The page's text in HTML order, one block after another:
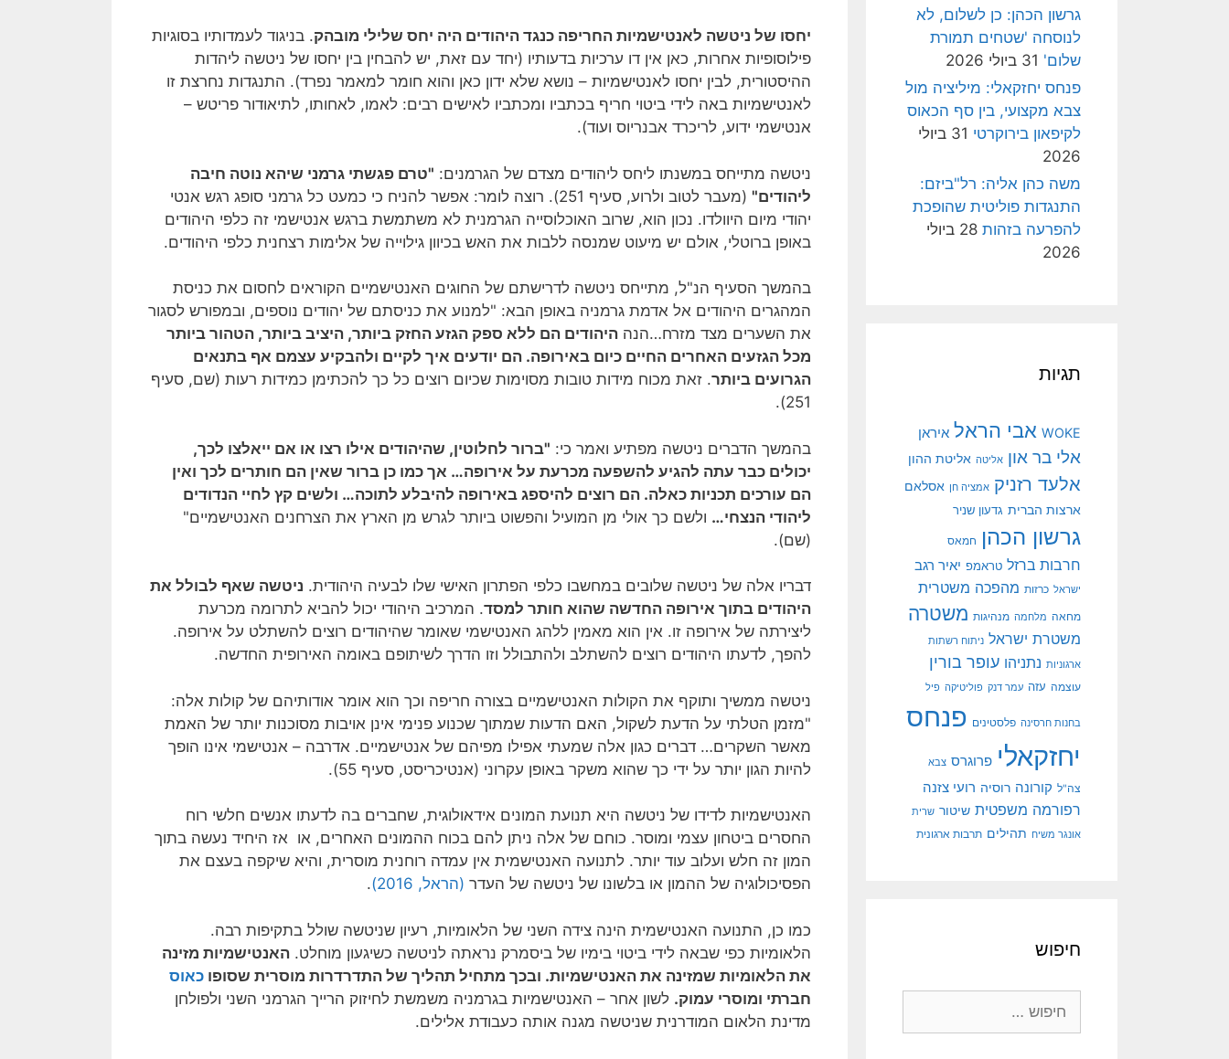
יחסו של ניטשה לאנטישמיות החריפה כנגד היהודים היה יחס שלילי מובהק. בניגוד לעמדותיו בסוגיות
פילוסופיות אחרות, כאן אין דו ערכיות בדעותיו (יחד עם זאת, יש להבחין בין יחסו של ניטשה ליהדות
ההיסטורית, לבין יחסו לאנטישמיות – נושא שלא ידון כאן והוא חומר למאמר נפרד). התנגדות נחרצת זו
לאנטישמיות באה לידי ביטוי חריף בכתביו ומכתביו לאישים רבים: לאמו, לאחותו, לתיאודור פריטש –
אנטישמי ידוע, לריכרד אבנריוס ועוד).
ניטשה מתייחס במשנתו ליחס ליהודים מצדם של הגרמנים: "טרם פגשתי גרמני שיהא נוטה חיבה
ליהודים"
(מעבר לטוב ולרוע, סעיף 251). רוצה לומר: אפשר להניח כי כמעט כל גרמני סופג רגש אנטי
יהודי מיום היוולדו. נכון הוא, שרוב האוכלוסייה הגרמנית לא משתמשת ברגש אנטישמי זה כלפי היהודים
באופן ברוטלי, אולם יש מיעוט שמנסה ללבות את האש בכיוון גילוייה של אלימות רצחנית כלפי היהודים.
בהמשך הסעיף הנ"ל, מתייחס ניטשה לדרישתם של החוגים האנטישמיים הקוראים לחסום את כניסת
המהגרים היהודים אל אדמת גרמניה באופן הבא: "למנוע את כניסתם של יהודים נוספים, ובמפורש לסגור
את השערים מצד מזרח…הנה היהודים הם ללא ספק הגזע החזק ביותר, היציב ביותר, הטהור ביותר
מכל הגזעים האחרים החיים כיום באירופה. הם יודעים איך לקיים ולהבקיע עצמם אף בתנאים
הגרועים ביותר. זאת מכוח מידות טובות מסוימות שכיום רוצים כל כך להכתימן כמידות רעות (שם, סעיף
251).
בהמשך הדברים ניטשה מפתיע ואמר כי: "ברור לחלוטין, שהיהודים אילו רצו או אם ייאלצו לכך,
יכולים כבר עתה להגיע להשפעה מכרעת על אירופה… אך כמו כן ברור שאין הם חותרים לכך ואין
הם עורכים תכניות כאלה. הם רוצים להיספג באירופה להיבלע לתוכה… ולשים קץ לחיי הנדודים
ליהודי הנצחי… ולשם כך אולי מן המועיל והפשוט ביותר לגרש מן הארץ את הצרחנים האנטישמיים"
(שם).
דבריו אלה של ניטשה שלובים במחשבו כלפי הפתרון האישי שלו לבעיה היהודית. ניטשה שאף לבולל את
היהודים בתוך אירופה החדשה שהוא חותר למסד. המרכיב היהודי יכול להביא לתרומה מכרעת
ליצירתה של אירופה זו. אין הוא מאמין ללהג האנטישמי שאומר שהיהודים רוצים להשתלט על אירופה.
להפך, לדעתו היהודים רוצים להשתלב ולהתבולל וזו הדרך לשיתופם באומה האירופית החדשה.
ניטשה ממשיך ותוקף את הקולות האנטישמיים בצורה חריפה וכך הוא אומר אודותיהם של קולות אלה:
"מזמן הטלתי על הדעת לשקול, האם הדעות שמתוך שכנוע פנימי אינן אויבות מסוכנות יותר של האמת
מאשר השקרים… דברים כגון אלה שמעתי אפילו מפיהם של אנטישמיים. אדרבה – אנטישמי אינו הופך
להיות הגון יותר על ידי כך שהוא משקר באופן עקרוני (אנטיכריסט, סעיף 55).
האנטישמיות לדידו של ניטשה היא תנועת המונים אידאולוגית, שחברים בה לדעתו אנשים חלשי רוח
החסרים ביטחון עצמי ומוסר. כוחם של אלה ניתן להם בכוח ההמונים האחרים, או אז היחיד נעשה בתוך
המון זה חלש ועלוב עוד יותר. לתנועה האנטישמית אין עמדה רוחנית מוסרית, והיא שיקפה בעצם את
הפסיכולוגיה של ההמון או בלשונו של ניטשה של העדר (הראל, 2016) .
כמו כן, התנועה האנטישמית הינה צידה השני של הלאומיות, רעיון שניטשה שולל בתקיפות רבה.
הלאומיות כפי שבאה לידי ביטוי בימיו של ביסמרק נראתה לניטשה כשיגעון מוחלט. האנטישמיות מזינה
את הלאומיות שמזינה את האנטישמיות. ובכך מתחיל תהליך של התדרדרות מוסרית שסופו כאוס
חברתי ומוסרי עמוק. לשון אחר – האנטישמיות בגרמניה משמשת לחיזוק הרייך הגרמני השני ולפולחן
מדינת הלאום המודרנית שניטשה מגנה אותה כעבודת אלילים.
גרשון הכהן: כן לשלום, לא
לנוסחה 'שטחים תמורת
שלום' 31 ביולי 2026
פנחס יחזקאלי: מיליציה מול
צבא מקצועי, בין סף הכאוס
לקיפאון בירוקרטי
31 ביולי
2026
משה כהן אליה: רל"ביזם:
התנגדות פוליטית שהופכת
להפרעה בזהות
28 ביולי
2026
תגיות
WOKE אבי הראל איראן
אלי בר און אליטה אליטת ההון
אלעד רזניק אמציה חן אסלאם
ארצות הברית גדעון שניר
גרשון הכהן חמאס
חרבות ברזל טראמפ יאיר רגב
ישראל כרזות מהפכה משטרית
מחאה מלחמה מנהיגות משטרה
משטרת ישראל ניתוח רשתות
ארגוניות נתניהו עופר בורין
עוצמה עזה עמר דנק פוליטיקה פיל
בחנות חרסינה פלסטינים פנחס
יחזקאלי פרוגרס צבא
צה"ל קורונה רוסיה רועי צזנה
רפורמה משפטית שיטור שרית
אונגר משיח תהילים תרבות ארגונית
חיפוש